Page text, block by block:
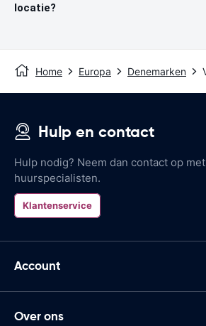
locatie?
Home Europa Denemarken
Hulp en contact
Hulp nodig? Neem dan contact op
huurspecialisten.
Klantenservice
Account
Over ons